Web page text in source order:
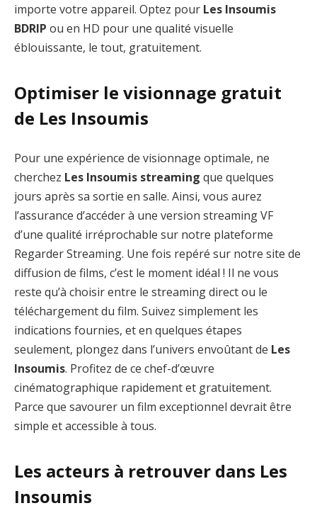
importe votre appareil. Optez pour Les Insoumis
BDRIP ou en HD pour une qualité visuelle
éblouissante, le tout, gratuitement.
Optimiser le visionnage gratuit
de Les Insoumis
Pour une expérience de visionnage optimale, ne
cherchez Les Insoumis streaming que quelques
jours après sa sortie en salle. Ainsi, vous aurez
l’assurance d’accéder à une version streaming VF
d’une qualité irréprochable sur notre plateforme
Regarder Streaming. Une fois repéré sur notre site de
diffusion de films, c’est le moment idéal ! Il ne vous
reste qu’à choisir entre le streaming direct ou le
téléchargement du film. Suivez simplement les
indications fournies, et en quelques étapes
seulement, plongez dans l’univers envoûtant de Les
Insoumis. Profitez de ce chef-d’œuvre
cinématographique rapidement et gratuitement.
Parce que savourer un film exceptionnel devrait être
simple et accessible à tous.
Les acteurs à retrouver dans Les
Insoumis